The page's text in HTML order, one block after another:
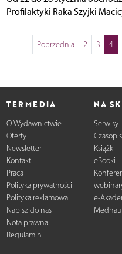
Profilaktyki Raka Szyjki
Poprzednia 2 3 4
TERMEDIA
O Wydawnictwie
Oferty
Newsletter
Kontakt
Praca
Polityka prywatności
Polityka reklamowa
Napisz do nas
Nota prawna
Regulamin
NA
Serwisy
Książki
eBooki
e-